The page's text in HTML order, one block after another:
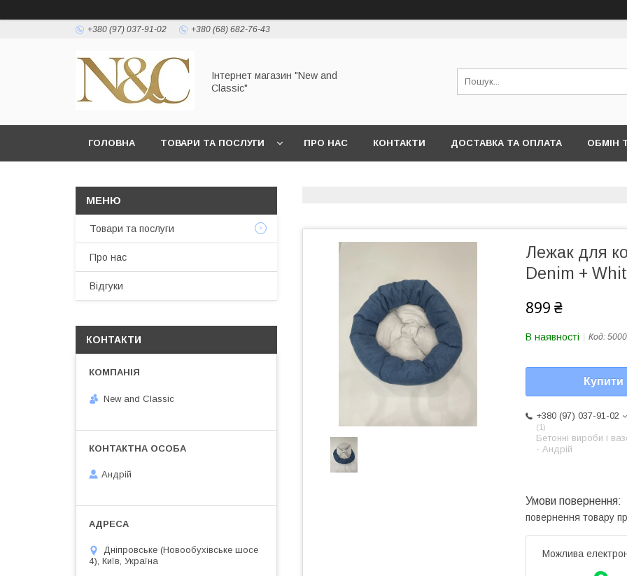
+380 (97) 037-91-02 +380 (68) 682-76-43
Інтернет магазин "New and
Classic"
ГОЛОВНА ТОВАРИ ТА ПОСЛУГИ ПРО НАС КОНТАКТИ ДОСТАВКА ТА ОПЛАТА ОБМІН
Лежак для
Denim +
899 ₴
В наявності Код:
Купити
+380 (97) 037-91-02
1
Бетонні вироби і
- Андрій
повернення товару
Товари та послуги
Про нас
Відгуки
КОНТАКТИ
New and Classic
Андрій
Дніпровське (Новообухівське шосе
4), Київ, Україна